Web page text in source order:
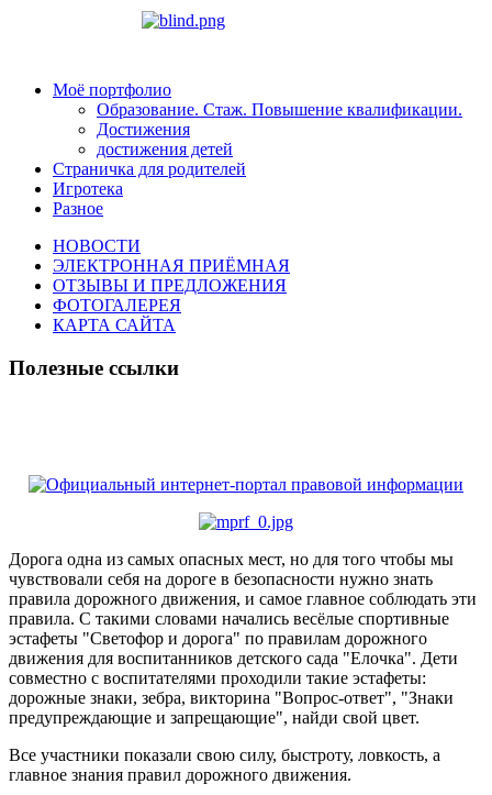
Моё портфолио
Образование. Стаж. Повышение квалификации.
Достижения
достижения детей
Страничка для родителей
Игротека
Разное
НОВОСТИ
ЭЛЕКТРОННАЯ ПРИЁМНАЯ
ОТЗЫВЫ И ПРЕДЛОЖЕНИЯ
ФОТОГАЛЕРЕЯ
КАРТА САЙТА
Полезные ссылки
Дорога одна из самых опасных мест, но для того чтобы мы
чувствовали себя на дороге в безопасности нужно знать
правила дорожного движения, и самое главное соблюдать эти
правила. С такими словами начались весёлые спортивные
эстафеты "Светофор и дорога" по правилам дорожного
движения для воспитанников детского сада "Елочка". Дети
совместно с воспитателями проходили такие эстафеты:
дорожные знаки, зебра, викторина "Вопрос-ответ", "Знаки
предупреждающие и запрещающие", найди свой цвет.
Все участники показали свою силу, быстроту, ловкость, а
главное знания правил дорожного движения.